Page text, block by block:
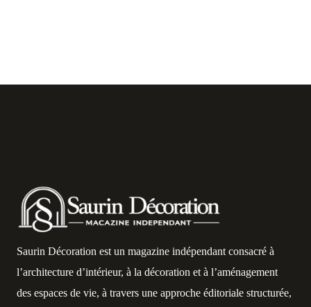
Saurin Décoration est un magazine indépendant consacré à
l’architecture d’intérieur, à la décoration et à l’aménagement
des espaces de vie, à travers une approche éditoriale structurée,